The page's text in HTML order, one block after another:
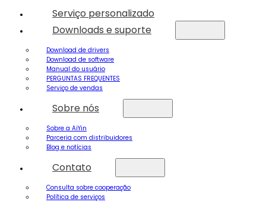
Serviço personalizado
Downloads e suporte
Download de drivers
Download de software
Manual do usuário
PERGUNTAS FREQUENTES
Serviço de vendas
Sobre nós
Sobre a AiYin
Parceria com distribuidores
Blog e notícias
Contato
Consulta sobre cooperação
Política de serviços